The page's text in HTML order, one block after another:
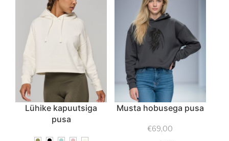
Lühike kapuutsiga
pusa
Musta hobusega pusa
€69,00